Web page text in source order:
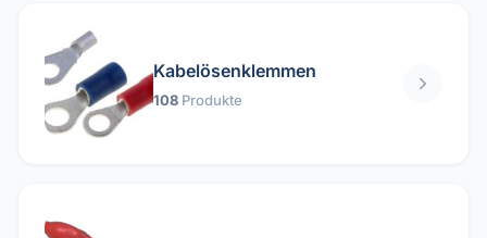
Kabelösenklemmen
108 Produkte